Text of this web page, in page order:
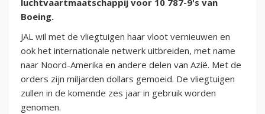
luchtvaartmaatschappij voor 10 787-9's van
Boeing.
JAL wil met de vliegtuigen haar vloot vernieuwen en
ook het internationale netwerk uitbreiden, met name
naar Noord-Amerika en andere delen van Azië. Met de
orders zijn miljarden dollars gemoeid. De vliegtuigen
zullen in de komende zes jaar in gebruik worden
genomen.